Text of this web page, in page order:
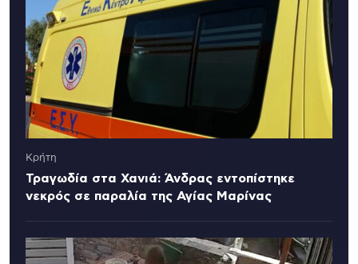
Κρήτη
Τραγωδία στα Χανιά: Άνδρας εντοπίστηκε
νεκρός σε παραλία της Αγίας Μαρίνας